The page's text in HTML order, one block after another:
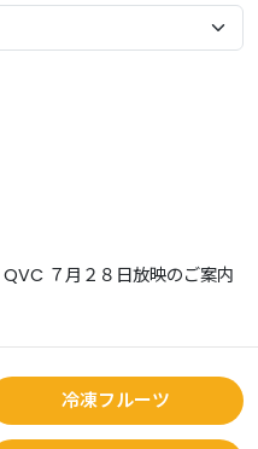
QVC ７月２８日放映のご案内
冷凍フルーツ